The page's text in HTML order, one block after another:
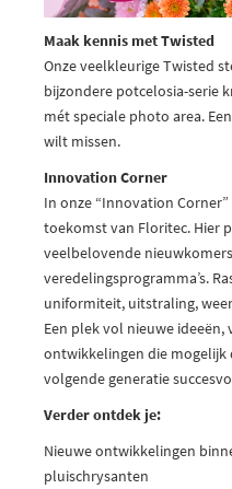
Maak kennis met Twisted
Onze veelkleurige Twisted
bijzondere potcelosia-serie
mét speciale photo area.
wilt missen.
Innovation Corner
In onze “Innovation
toekomst van Floritec. Hier
veelbelovende
veredelingsprogramma’s.
uniformiteit, uitstraling,
Een plek vol nieuwe ideeën,
ontwikkelingen die mogelijk
volgende generatie
Verder ontdek je:
Nieuwe ontwikkelingen
pluischrysanten